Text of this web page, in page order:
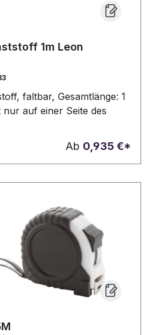
1m Leon
faltbar, Gesamtlänge: 1
auf einer Seite des
Ab 0,935 €*